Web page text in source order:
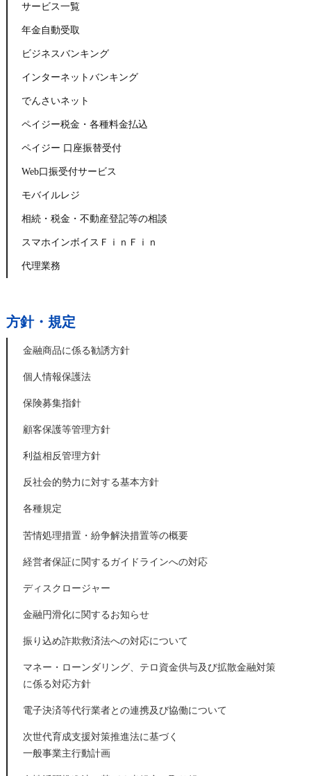
サービス一覧
年金自動受取
ビジネスバンキング
インターネットバンキング
でんさいネット
ペイジー税金・各種料金払込
ペイジー 口座振替受付
Web口振受付サービス
モバイルレジ
相続・税金・不動産登記等の相談
スマホインボイスＦｉｎＦｉｎ
代理業務
方針・規定
金融商品に係る勧誘方針
個人情報保護法
保険募集指針
顧客保護等管理方針
利益相反管理方針
反社会的勢力に対する基本方針
各種規定
苦情処理措置・紛争解決措置等の概要
経営者保証に関するガイドラインへの対応
ディスクロージャー
金融円滑化に関するお知らせ
振り込め詐欺救済法への対応について
マネー・ローンダリング、テロ資金供与及び拡散金融対策
に係る対応方針
電子決済等代行業者との連携及び協働について
次世代育成支援対策推進法に基づく
一般事業主行動計画